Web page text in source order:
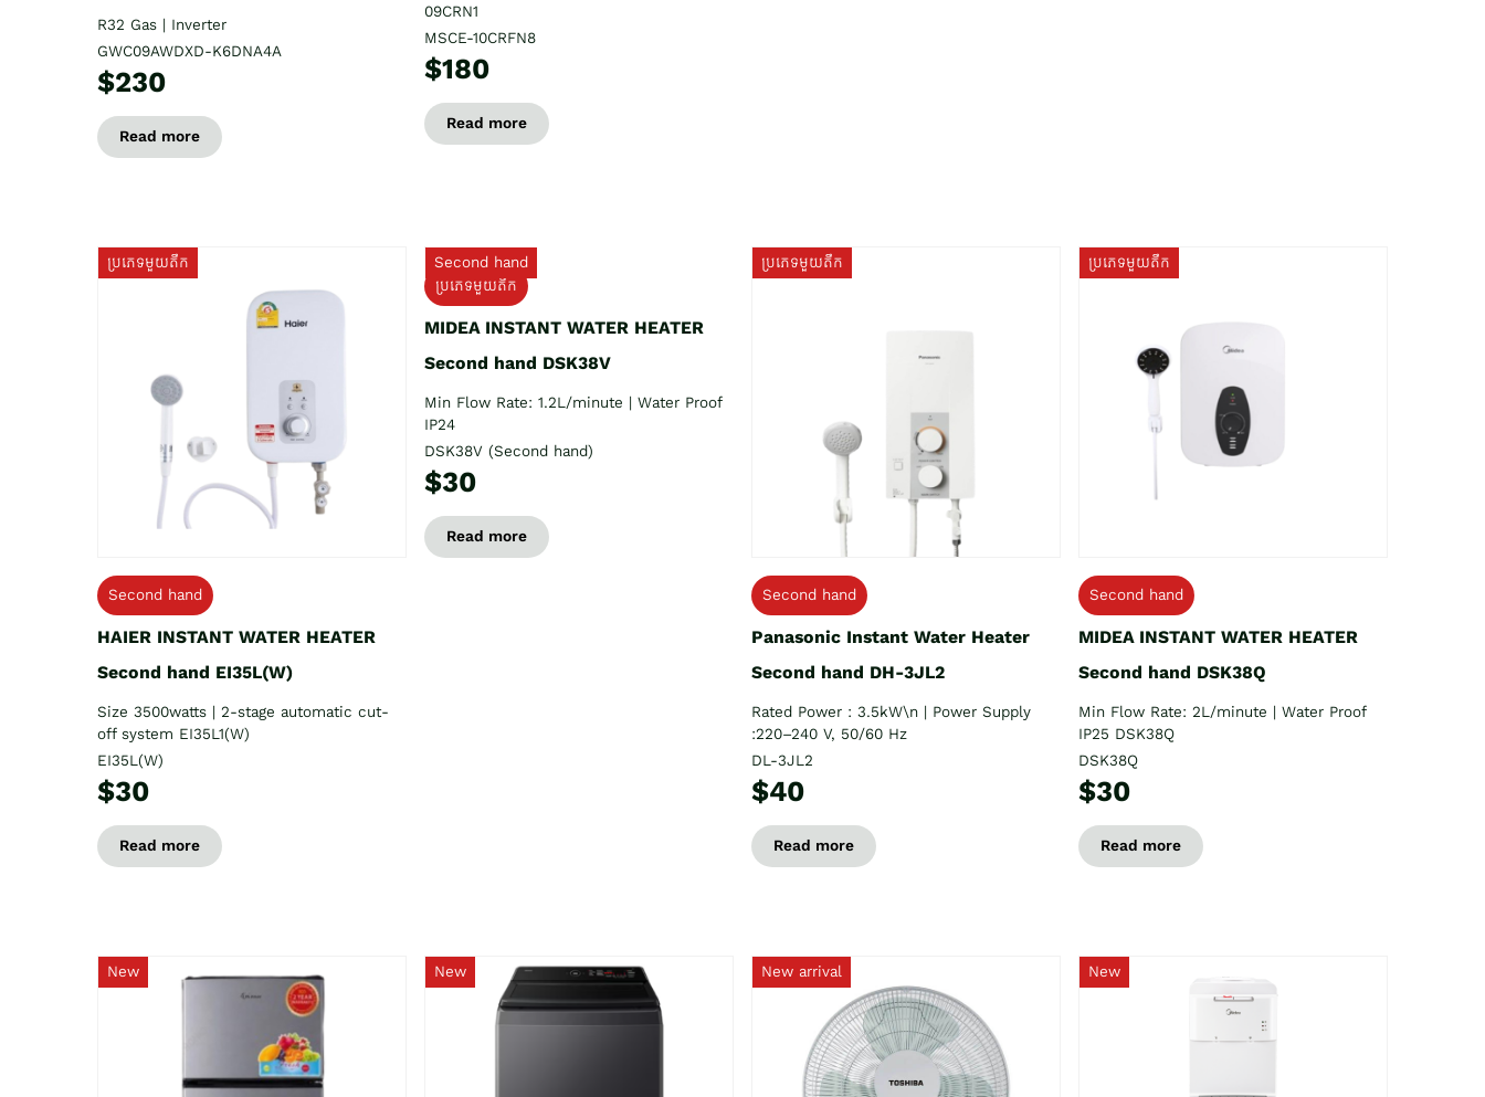
R32 Gas | Inverter
GWC09AWDXD-K6DNA4A
$230
Read more
09CRN1
MSCE-10CRFN8
$180
Read more
ប្រភេទមួយតឹក
Second hand
HAIER INSTANT WATER HEATER
Second hand EI35L(W)
Size 3500watts | 2-stage automatic cut-
off system EI35L1(W)
EI35L(W)
$30
Read more
Second hand
ប្រភេទមួយតឹក
MIDEA INSTANT WATER HEATER
Second hand DSK38V
Min Flow Rate: 1.2L/minute | Water Proof
IP24
DSK38V (Second hand)
$30
Read more
ប្រភេទមួយតឹក
Second hand
Panasonic Instant Water Heater
Second hand DH-3JL2
Rated Power : 3.5kW\n | Power Supply
:220–240 V, 50/60 Hz
DL-3JL2
$40
Read more
ប្រភេទមួយតឹក
Second hand
MIDEA INSTANT WATER HEATER
Second hand DSK38Q
Min Flow Rate: 2L/minute | Water Proof
IP25 DSK38Q
DSK38Q
$30
Read more
New New New arrival New